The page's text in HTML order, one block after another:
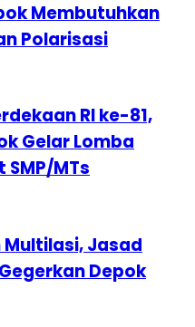
Membutuhkan
Polarisasi
RI ke-81,
Gelar Lomba
MTs
Jasad
Depok